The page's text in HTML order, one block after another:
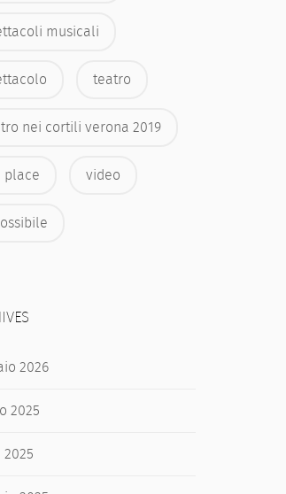
musicali
teatro
nei cortili verona 2019
place video
2026
2025